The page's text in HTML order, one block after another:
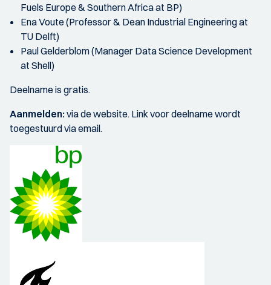
Fuels Europe & Southern Africa at BP)
Ena Voute (Professor & Dean Industrial Engineering at
TU Delft)
Paul Gelderblom (Manager Data Science Development
at Shell)
Deelname is gratis.
Aanmelden:via de website. Link voor deelname wordt
toegestuurd via email.